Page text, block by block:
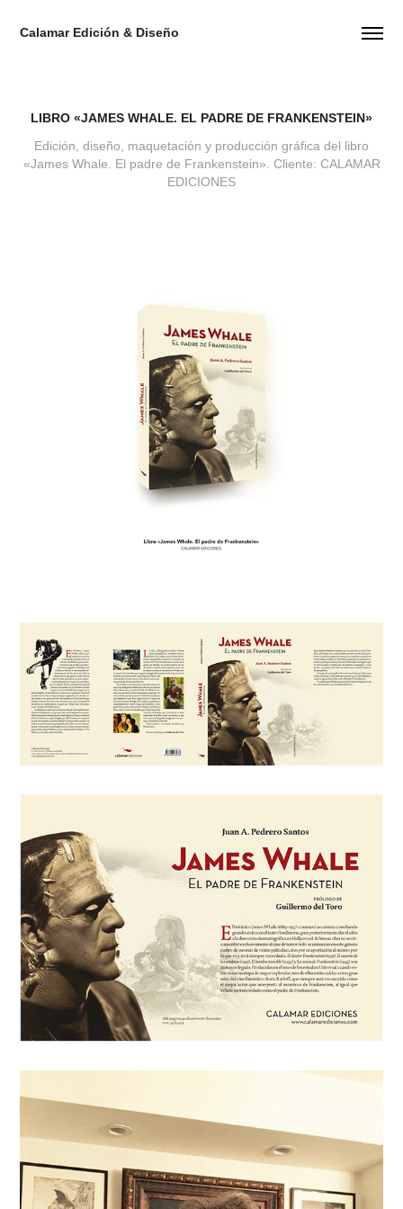
Calamar Edición & Diseño
LIBRO «JAMES WHALE. EL PADRE DE FRANKENSTEIN»
Edición, diseño, maquetación y producción gráfica del libro
«James Whale. El padre de Frankenstein». Cliente: CALAMAR
EDICIONES